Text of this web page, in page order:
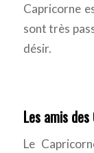
Capricorne
sont très
désir.
Les amis
Le